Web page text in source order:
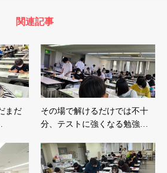
関連記事
まだ
その場で解けるだけでは不十
分、テストに強くなる勉強…